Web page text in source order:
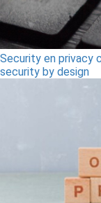
Security en privacy
security by design